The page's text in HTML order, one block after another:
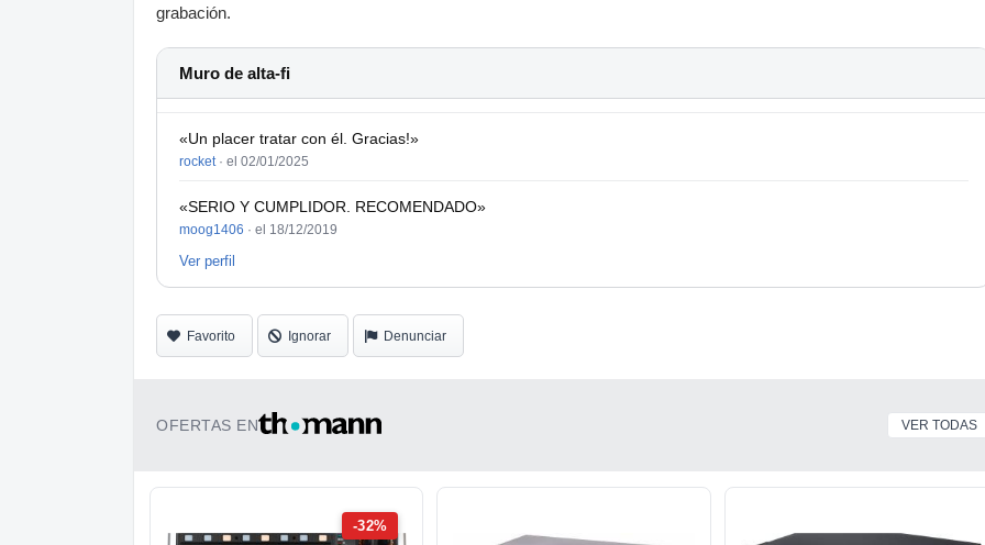
grabación.
Muro de alta-fi
«Un placer tratar con él. Gracias!»
rocket · el 02/01/2025
«SERIO Y CUMPLIDOR. RECOMENDADO»
moog1406 · el 18/12/2019
Ver perfil
Favorito Ignorar Denunciar
OFERTAS EN VER TODAS
-32%